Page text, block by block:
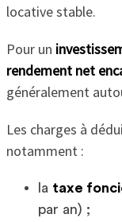
locative stable.
Pour un
rendement net
généralement
Les charges à
notamment :
la taxe
par an) ;